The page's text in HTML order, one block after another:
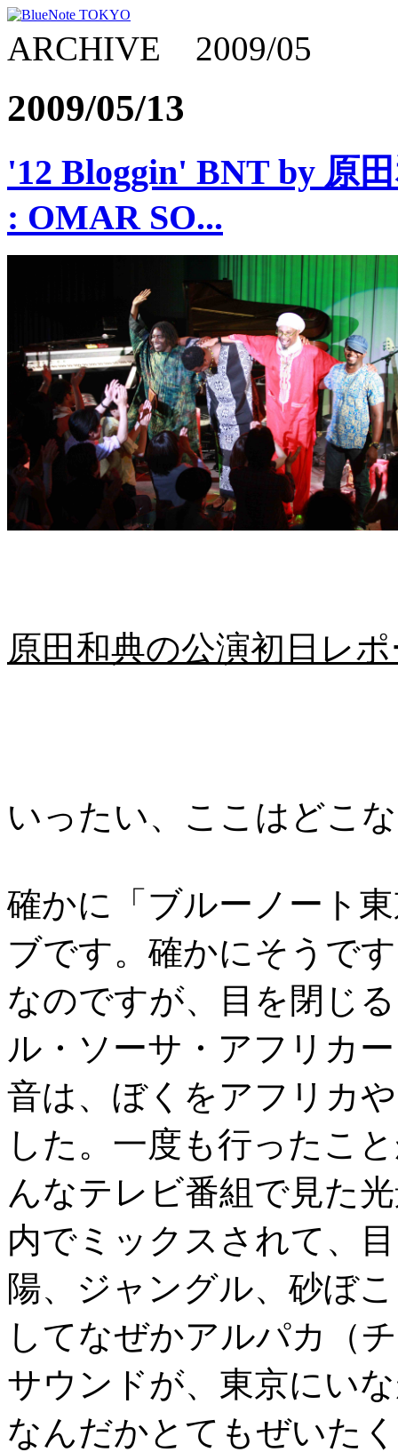
ARCHIVE 2009/05
2009/05/13
'12 Bloggin' BNT by 原
: OMAR SO...
原田和典の公演初日レ
いったい、ここはどこ
確かに「ブルーノート
ブです。確かにそうで
なのですが、目を閉じ
ル・ソーサ・アフリカ
音は、ぼくをアフリカ
した。一度も行ったこ
んなテレビ番組で見た
内でミックスされて、
陽、ジャングル、砂ぼ
してなぜかアルパカ（
サウンドが、東京にい
なんだかとてもぜいた